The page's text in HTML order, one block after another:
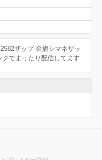
ザップ 金旗シマネザッ
でまったり配信してます